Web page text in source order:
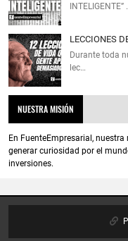
INTELIGENTE”
LECCIONES
Durante toda
lec…
NUESTRA MISIÓN
En FuenteEmpresarial,
generar curiosidad por el
inversiones.